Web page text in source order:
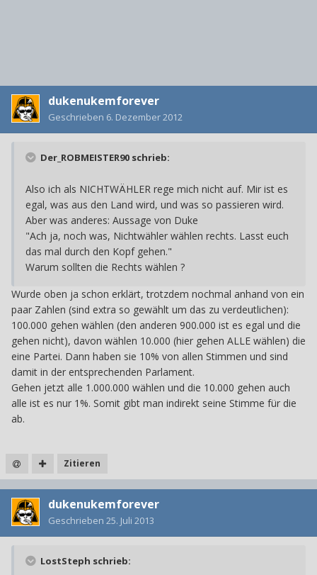
dukenukemforever
Geschrieben 6. Dezember 2012
Der_ROBMEISTER90 schrieb:
Also ich als NICHTWÄHLER rege mich nicht auf. Mir ist es
egal, was aus den Land wird, und was so passieren wird.
Aber was anderes: Aussage von Duke
"Ach ja, noch was, Nichtwähler wählen rechts. Lasst euch
das mal durch den Kopf gehen."
Warum sollten die Rechts wählen ?
Wurde oben ja schon erklärt, trotzdem nochmal anhand von ein
paar Zahlen (sind extra so gewählt um das zu verdeutlichen):
100.000 gehen wählen (den anderen 900.000 ist es egal und die
gehen nicht), davon wählen 10.000 (hier gehen ALLE wählen) die
eine Partei. Dann haben sie 10% von allen Stimmen und sind
damit in der entsprechenden Parlament.
Gehen jetzt alle 1.000.000 wählen und die 10.000 gehen auch
alle ist es nur 1%. Somit gibt man indirekt seine Stimme für die
ab.
Zitieren
dukenukemforever
Geschrieben 25. Juli 2013
LostSteph schrieb: